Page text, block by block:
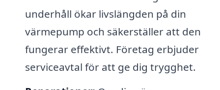
underhåll ökar livslängden på din
värmepump och säkerställer att den
fungerar effektivt. Företag erbjuder
serviceavtal för att ge dig trygghet.